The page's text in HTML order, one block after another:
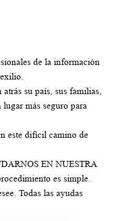
de la información
su país, sus familias,
más seguro para
este difícil camino de
EN NUESTRA
es simple.
Todas las ayudas